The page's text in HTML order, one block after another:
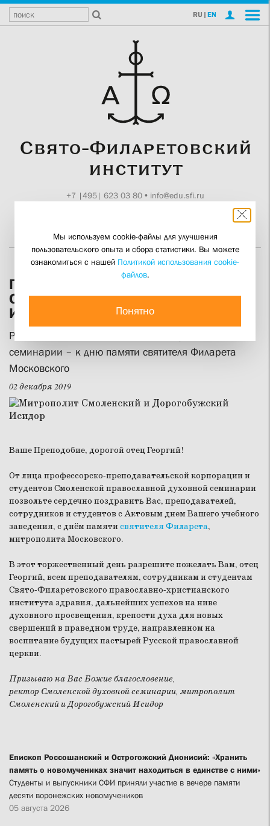
RU | EN
+7 |495| 623 03 80• info@edu.sfi.ru
Приветствие митрополита
Смоленского и Дорогобужского
Исидора
Ректор Смоленской православной духовной
семинарии – к дню памяти святителя Филарета
Московского
02 декабря 2019
Ваше Преподобие, дорогой отец Георгий!
От лица профессорско-преподавательской корпорации и
студентов Смоленской православной духовной семинарии
позвольте сердечно поздравить Вас, преподавателей,
сотрудников и студентов с Актовым днем Вашего учебного
заведения, с днём памятисвятителя Филарета,
митрополита Московского.
В этот торжественный день разрешите пожелать Вам, отец
Георгий, всем преподавателям, сотрудникам и студентам
Свято-Филаретовского православно-христианского
института здравия, дальнейших успехов на ниве
духовного просвещения, крепости духа для новых
свершений в праведном труде, направленном на
воспитание будущих пастырей Русской православной
церкви.
Призываю на Вас Божие благословение,
ректор Смоленской духовной семинарии, митрополит
Смоленский и Дорогобужский Исидор
Епископ Россошанский и Острогожский Дионисий: «Хранить
память о новомучениках значит находиться в единстве с ними»
Студенты и выпускники СФИ приняли участие в вечере памяти
десяти воронежских новомучеников
05 августа 2026
Мы используем cookie-файлы для улучшения
пользовательского опыта и сбора статистики. Вы можете
ознакомиться с нашей Политикой использования cookie-
файлов.
Понятно